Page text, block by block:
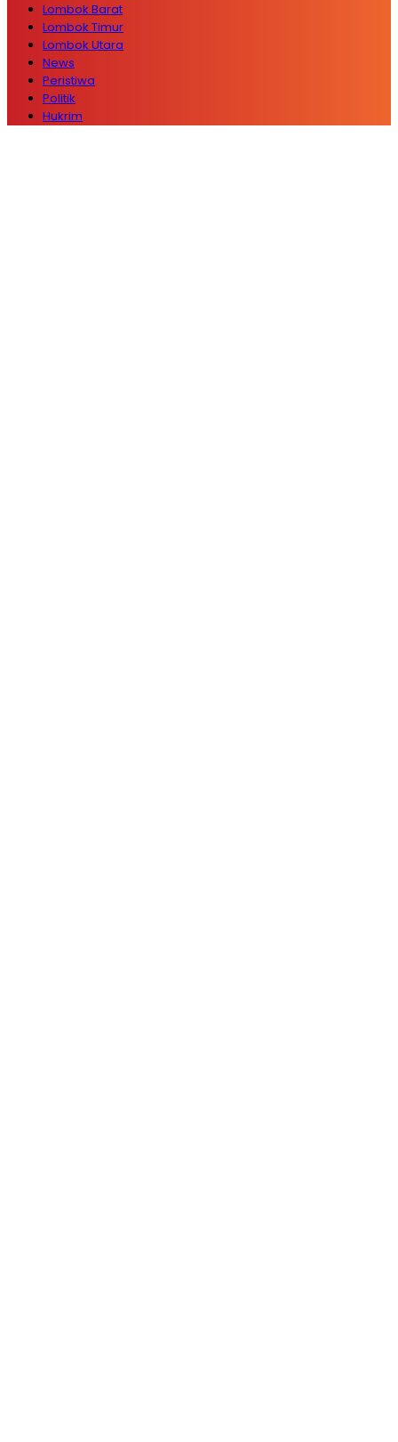
Lombok Barat
Lombok Timur
Lombok Utara
News
Peristiwa
Politik
Hukrim